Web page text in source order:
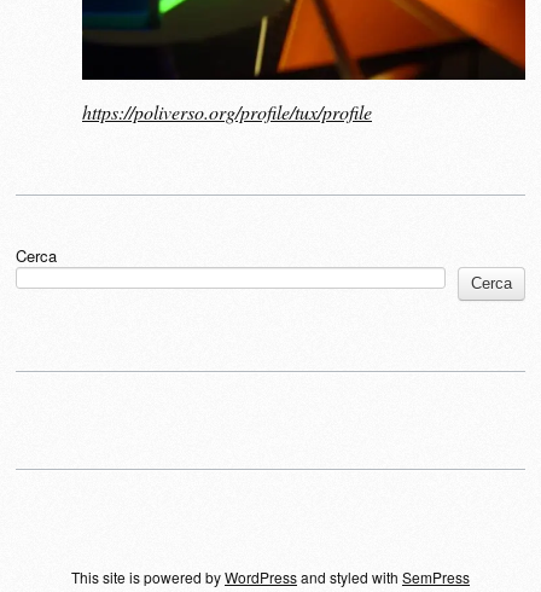
https://poliverso.org/profile/tux/profile
Cerca
Cerca
This site is powered byWordPressand styled with SemPress